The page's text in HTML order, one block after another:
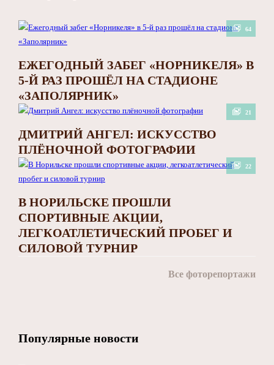
64
ЕЖЕГОДНЫЙ ЗАБЕГ «НОРНИКЕЛЯ» В
5-Й РАЗ ПРОШЁЛ НА СТАДИОНЕ
«ЗАПОЛЯРНИК»
21
ДМИТРИЙ АНГЕЛ: ИСКУССТВО
ПЛЁНОЧНОЙ ФОТОГРАФИИ
22
В НОРИЛЬСКЕ ПРОШЛИ
СПОРТИВНЫЕ АКЦИИ,
ЛЕГКОАТЛЕТИЧЕСКИЙ ПРОБЕГ И
СИЛОВОЙ ТУРНИР
Все фоторепортажи
Популярные новости